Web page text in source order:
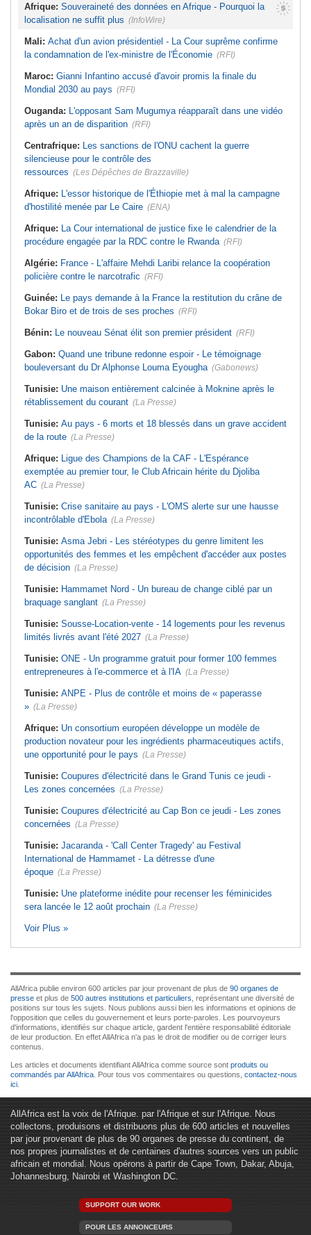
Afrique: Souveraineté des données en Afrique - Pourquoi la
localisation ne suffit plus (InfoWire)
Mali: Achat d'un avion présidentiel - La Cour suprême confirme
la condamnation de l'ex-ministre de l'Économie (RFI)
Maroc: Gianni Infantino accusé d'avoir promis la finale du
Mondial 2030 au pays (RFI)
Ouganda: L'opposant Sam Mugumya réapparaît dans une vidéo
après un an de disparition (RFI)
Centrafrique: Les sanctions de l'ONU cachent la guerre
silencieuse pour le contrôle des
ressources (Les Dépêches de Brazzaville)
Afrique: L'essor historique de l'Éthiopie met à mal la campagne
d'hostilité menée par Le Caire (ENA)
Afrique: La Cour international de justice fixe le calendrier de la
procédure engagée par la RDC contre le Rwanda (RFI)
Algérie: France - L'affaire Mehdi Laribi relance la coopération
policière contre le narcotrafic (RFI)
Guinée: Le pays demande à la France la restitution du crâne de
Bokar Biro et de trois de ses proches (RFI)
Bénin: Le nouveau Sénat élit son premier président (RFI)
Gabon: Quand une tribune redonne espoir - Le témoignage
bouleversant du Dr Alphonse Louma Eyougha (Gabonews)
Tunisie: Une maison entièrement calcinée à Moknine après le
rétablissement du courant (La Presse)
Tunisie: Au pays - 6 morts et 18 blessés dans un grave accident
de la route (La Presse)
Afrique: Ligue des Champions de la CAF - L'Espérance
exemptée au premier tour, le Club Africain hérite du Djoliba
AC (La Presse)
Tunisie: Crise sanitaire au pays - L'OMS alerte sur une hausse
incontrôlable d'Ebola (La Presse)
Tunisie: Asma Jebri - Les stéréotypes du genre limitent les
opportunités des femmes et les empêchent d'accéder aux postes
de décision (La Presse)
Tunisie: Hammamet Nord - Un bureau de change ciblé par un
braquage sanglant (La Presse)
Tunisie: Sousse-Location-vente - 14 logements pour les revenus
limités livrés avant l'été 2027 (La Presse)
Tunisie: ONE - Un programme gratuit pour former 100 femmes
entrepreneures à l'e-commerce et à l'IA (La Presse)
Tunisie: ANPE - Plus de contrôle et moins de « paperasse
» (La Presse)
Afrique: Un consortium européen développe un modèle de
production novateur pour les ingrédients pharmaceutiques actifs,
une opportunité pour le pays (La Presse)
Tunisie: Coupures d'électricité dans le Grand Tunis ce jeudi -
Les zones concernées (La Presse)
Tunisie: Coupures d'électricité au Cap Bon ce jeudi - Les zones
concernées (La Presse)
Tunisie: Jacaranda - 'Call Center Tragedy' au Festival
International de Hammamet - La détresse d'une
époque (La Presse)
Tunisie: Une plateforme inédite pour recenser les féminicides
sera lancée le 12 août prochain (La Presse)
Voir Plus »
AllAfrica publie environ 600 articles par jour provenant de plus de 90 organes de
presse et plus de 500 autres institutions et particuliers , représentant une diversité de
positions sur tous les sujets. Nous publions aussi bien les informations et opinions de
l'opposition que celles du gouvernement et leurs porte-paroles. Les pourvoyeurs
d'informations, identifiés sur chaque article, gardent l'entière responsabilité éditoriale
de leur production. En effet AllAfrica n'a pas le droit de modifier ou de corriger leurs
contenus.
Les articles et documents identifiant AllAfrica comme source sont produits ou
commandés par AllAfrica . Pour tous vos commentaires ou questions, contactez-nous
ici
AllAfrica est la voix de l'Afrique. par l'Afrique et sur l'Afrique. Nous
collectons, produisons et distribuons plus de 600 articles et nouvelles
par jour provenant de plus de 90 organes de presse du continent, de
nos propres journalistes et de centaines d'autres sources vers un public
africain et mondial. Nous opérons à partir de Cape Town, Dakar, Abuja,
Johannesburg, Nairobi et Washington DC.
SUPPORT OUR WORK
POUR LES ANNONCEURS